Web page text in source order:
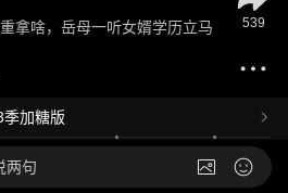
拿啥，岳母一听女婿学历立马
加糖版
539
两句